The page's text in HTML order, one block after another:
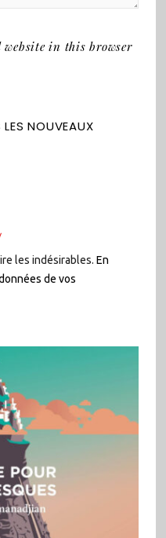
website in this browser
NOUVEAUX
les indésirables. En
de vos